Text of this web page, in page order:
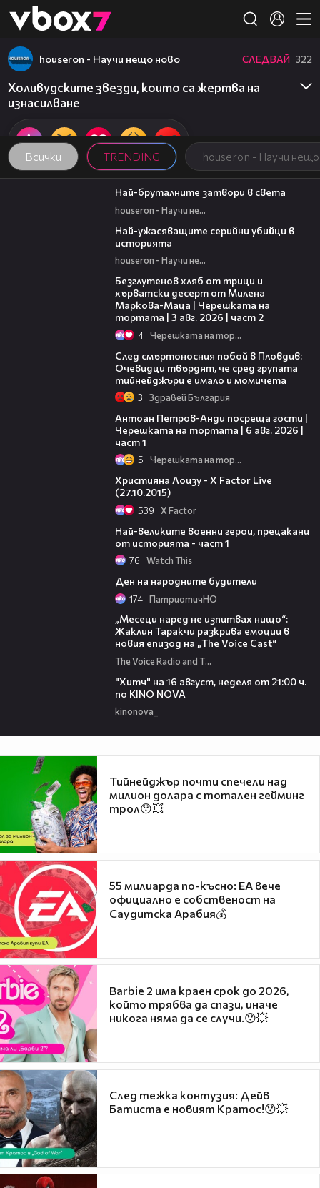
👾
Всички TRENDING houseron - Научи
houseron - Научи нещо ново СЛЕДВАЙ 322
Холивудските звезди, които са жертва на
изнасилване
07:37
Най-бруталните затвори в света
houseron - Научи нещо ново
Най-ужасяващите серийни убийци в
историята
houseron - Научи нещо ново
Безглутенов хляб от трици и
хърватски десерт от Милена
Маркова-Маца | Черешката на
тортата | 3 авг. 2026 | част 2
4 Черешката на тортата
След смъртоносния побой в Пловдив:
Очевидци твърдят, че сред групата
тийнейджъри е имало и момичета
3 Здравей България
Антоан Петров-Анди посреща гости |
Черешката на тортата | 6 авг. 2026 |
част 1
5 Черешката на тортата
Християна Лоизу - X Factor Live
(27.10.2015)
539 X Factor
Най-великите военни герои, прецакани
от историята - част 1
76 Watch This
Ден на народните будители
174 ПатриотичНО
„Месеци наред не изпитвах нищо“:
Жаклин Таракчи разкрива емоции в
новия епизод на „The Voice Cast“
The Voice Radio and TV Bulgaria
"Хитч" на 16 август, неделя от 21:00 ч.
по KINO NOVA
kinonova_
Тийнейджър почти спечели над
милион долара с тотален гейминг
трол😯💥
55 милиарда по-късно: EA вече
официално е собственост на
Саудитска Арабия💰
Barbie 2 има краен срок до 2026,
който трябва да спази, иначе
никога няма да се случи.😯💥
След тежка контузия: Дейв
Батиста е новият Кратос!😯💥